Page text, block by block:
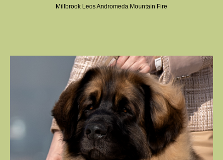
Millbrook Leos Andromeda Mountain Fire